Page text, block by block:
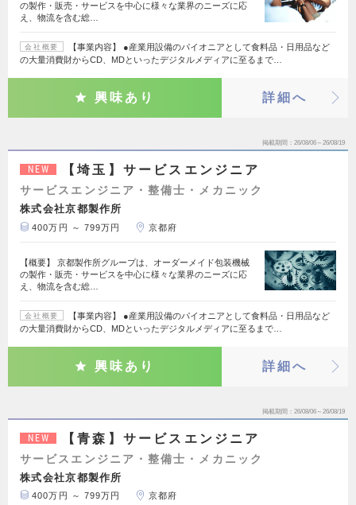
の製作・販売・サービスを中心に様々な業界のニーズに応
え、物流を含む総…
会社概要
【事業内容】 ●産業用設備のパイオニアとして食料品・日用品など
の大量消費財からCD、MDといったデジタルメディアに至るまで…
興味あり 詳細へ
掲載期間 26/08/06～26/08/19
NEW 【埼玉】サービスエンジニア
サービスエンジニア・整備士・メカニック
株式会社京都製作所
400万円 ～ 799万円 京都府
【概要】 京都製作所グループは、オーダーメイド包装機械
の製作・販売・サービスを中心に様々な業界のニーズに応
え、物流を含む総…
会社概要
【事業内容】 ●産業用設備のパイオニアとして食料品・日用品など
の大量消費財からCD、MDといったデジタルメディアに至るまで…
興味あり 詳細へ
掲載期間 26/08/06～26/08/19
NEW 【青森】サービスエンジニア
サービスエンジニア・整備士・メカニック
株式会社京都製作所
400万円 ～ 799万円 京都府